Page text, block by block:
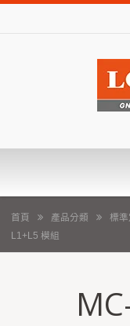
首頁 產品分類
標
L1+L5 模組